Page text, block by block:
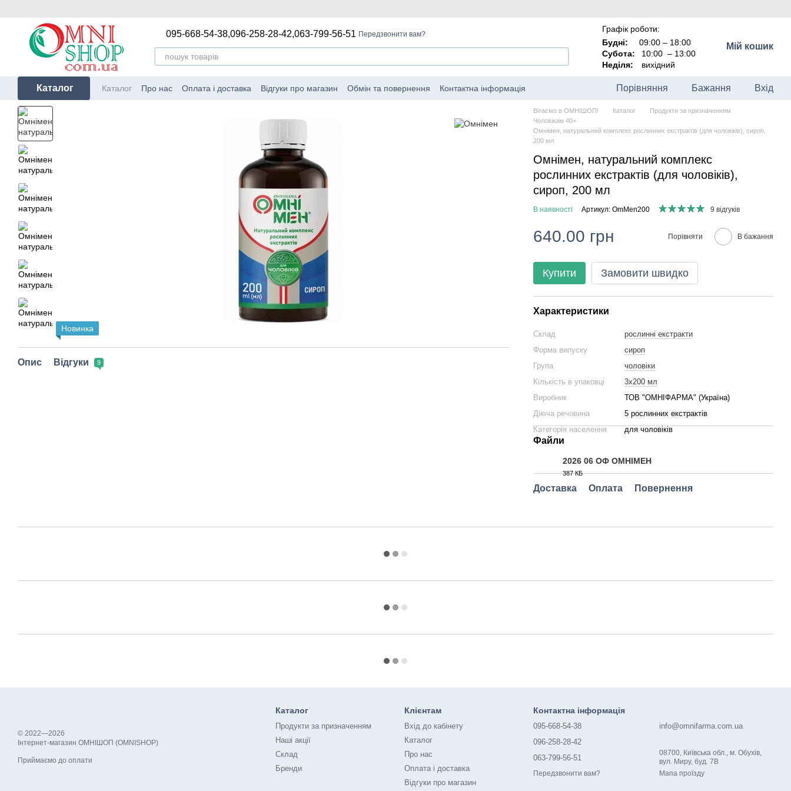
095-668-54-38,096-258-28-42,063-799-56-51 Передзвонити вам?
Графік роботи:
Будні:
09:00 – 18:00
Субота:
10:00– 13:00
Неділя:
вихідний
Мій кошик
Каталог Каталог Про нас Оплата і доставка Відгуки про магазин Обмін та повернення
Контактна інформація
Порівняння Бажання Вхід
Новинка
Опис Відгуки 9
Вітаємо в ОМНІШОП! Каталог
Продукти за призначенням
Чоловікам 40+
Омнімен, натуральний комплекс рослинних екстрактів (для чоловіків), сироп,
200 мл
Омнімен, натуральний комплекс
рослинних екстрактів (для чоловіків),
сироп, 200 мл
В наявності Артикул: OmMen200 9 відгуків
640.00 грн Порівняти В бажання
Купити Замовити швидко
Характеристики
Склад
рослинні екстракти
Форма випуску
сироп
Група
чоловіки
Кількість в упаковці
3х200 мл
Виробник
ТОВ "ОМНІФАРМА" (Україна)
Діюча речовина
5 рослинних екстрактів
Категорія населення
для чоловіків
Файли
2026 06 ОФ ОМНІМЕН
387 КБ
Доставка Оплата Повернення
© 2022—2026
Інтернет-магазин ОМНІШОП (OMNISHOP)
Приймаємо до оплати
Каталог
Продукти за призначенням
Наші акції
Склад
Бренди
Клієнтам
Вхід до кабінету
Каталог
Про нас
Оплата і доставка
Відгуки про магазин
Контактна інформація
095-668-54-38
096-258-28-42
063-799-56-51
Передзвонити вам?
info@omnifarma.com.ua
08700, Київська обл., м. Обухів,
вул. Миру, буд. 7В
Мапа проїзду